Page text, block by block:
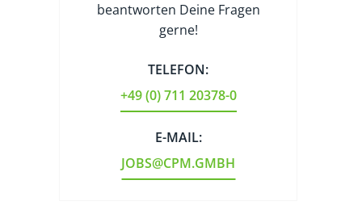
beantworten Deine Fragen
gerne!
TELEFON:
+49 (0) 711 20378-0​​
E-MAIL:
JOBS@CPM.GMBH​